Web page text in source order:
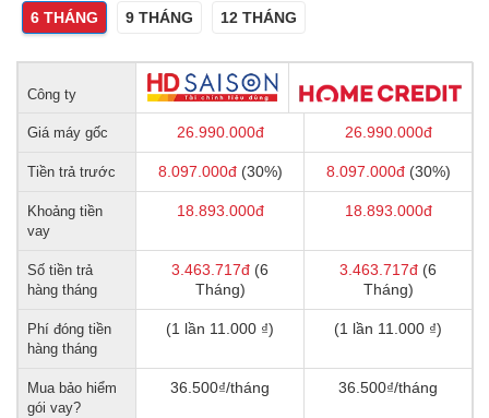
6 THÁNG
9 THÁNG 12 THÁNG
Công ty
Giá máy gốc 26.990.000đ 26.990.000đ
Tiền trả trước 8.097.000đ(30%) 8.097.000đ(30%)
Khoảng tiền
vay
18.893.000đ 18.893.000đ
Số tiền trả
hàng tháng
3.463.717đ (6
Tháng)
3.463.717đ (6
Tháng)
Phí đóng tiền
hàng tháng
(1 lần 11.000 ₫) (1 lần 11.000 ₫)
Mua bảo hiểm
gói vay?
36.500₫/tháng 36.500₫/tháng